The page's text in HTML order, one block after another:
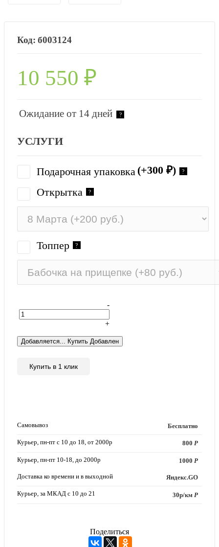
б003124
10 550 ₽
Ожидание от 14 дней ?
УСЛУГИ
Подарочная упаковка (+300 ₽) ?
Открытка ?
Топпер ?
-
+
Добавляется... Купить Добавлен
Купить в 1 клик
Самовывоз Бесплатно
Курьер, пн-пт с 10 до 18, от 2000р 800Р
Курьер, пн-пт 10-18, до 2000р 1000 Р
Доставка ко времени и в выходной Яндекс.GO
Курьер, за МКАД с 10 до 21 30р/км Р
Поделиться